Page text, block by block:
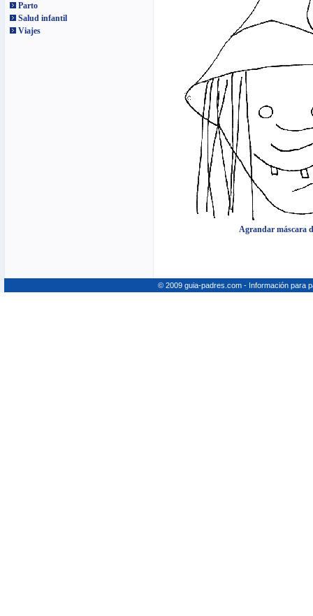
Parto
Salud infantil
Viajes
Agrandar máscara
© 2009 guia-padres.com - Información para